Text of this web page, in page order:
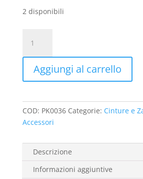
2 disponibili
TASCA
PORTA
MASCHERA
quantità
Aggiungi al carrello
COD: PK0036 Categorie: Cinture e
Accessori
Descrizione
Informazioni aggiuntive